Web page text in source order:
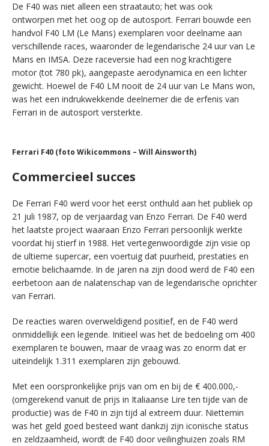
De F40 was niet alleen een straatauto; het was ook
ontworpen met het oog op de autosport. Ferrari bouwde een
handvol F40 LM (Le Mans) exemplaren voor deelname aan
verschillende races, waaronder de legendarische 24 uur van Le
Mans en IMSA. Deze raceversie had een nog krachtigere
motor (tot 780 pk), aangepaste aerodynamica en een lichter
gewicht. Hoewel de F40 LM nooit de 24 uur van Le Mans won,
was het een indrukwekkende deelnemer die de erfenis van
Ferrari in de autosport versterkte.
Ferrari F40 (foto Wikicommons – Will Ainsworth)
Commercieel succes
De Ferrari F40 werd voor het eerst onthuld aan het publiek op
21 juli 1987, op de verjaardag van Enzo Ferrari. De F40 werd
het laatste project waaraan Enzo Ferrari persoonlijk werkte
voordat hij stierf in 1988. Het vertegenwoordigde zijn visie op
de ultieme supercar, een voertuig dat puurheid, prestaties en
emotie belichaamde. In de jaren na zijn dood werd de F40 een
eerbetoon aan de nalatenschap van de legendarische oprichter
van Ferrari.
De reacties waren overweldigend positief, en de F40 werd
onmiddellijk een legende. Initieel was het de bedoeling om 400
exemplaren te bouwen, maar de vraag was zo enorm dat er
uiteindelijk 1.311 exemplaren zijn gebouwd.
Met een oorspronkelijke prijs van om en bij de € 400.000,-
(omgerekend vanuit de prijs in Italiaanse Lire ten tijde van de
productie) was de F40 in zijn tijd al extreem duur. Niettemin
was het geld goed besteed want dankzij zijn iconische status
en zeldzaamheid, wordt de F40 door veilinghuizen zoals RM